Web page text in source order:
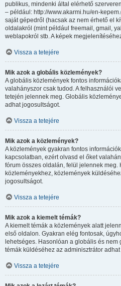
publikus, mindenki által elérhető
– például: http://www.akarmi.hu/en-
saját gépedről (hacsak az nem érhető el
oldalakról (mint például freemail, gmail,
weblapokról stb. A képek
Vissza a tetejére
Mik azok a globális közlemények?
A globális közlemények fontos
valahányszor csak tudod. A felhasználói
tetején jelennek meg. Globális
adhat jogosultságot.
Vissza a tetejére
Mik azok a közlemények?
A közlemények gyakran fontos
kapcsolatban, ezért olvasd el őket
fórum összes oldalán, felül jelennek meg.
közleményekhez, közlemények
jogosultságot.
Vissza a tetejére
Mik azok a kiemelt témák?
A kiemelt témák a közlemények alatt
első oldalon. Gyakran elég fontosak,
lehetséges. Hasonlóan a globális és
témák küldéséhez az adminisztrátor
Vissza a tetejére